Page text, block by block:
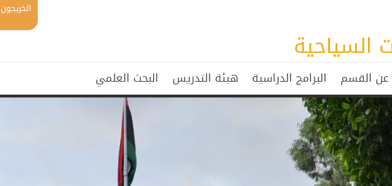
السياحية
الخريجون
عن القسم البرامج الدراسية هيئة التدريس البحث العلمي